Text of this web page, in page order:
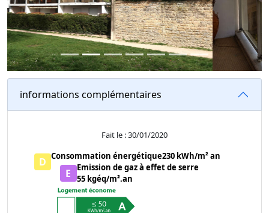
informations complémentaires
Fait le : 30/01/2020
D Consommation énergétique230 kWh/m² an
E
Emission de gaz à effet de serre
55 kgéq/m².an